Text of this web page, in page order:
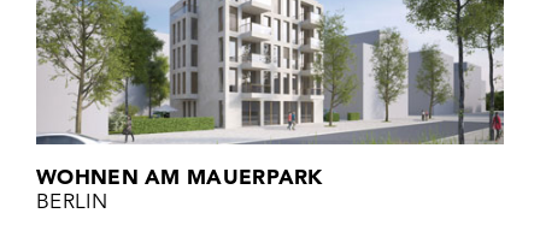
WOHNEN AM MAUERPARK
BERLIN